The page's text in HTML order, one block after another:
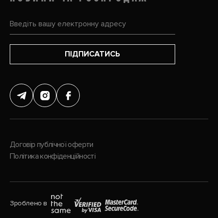
ПІДПИСАТИСЬ
Договір публічної оферти
Політика конфіденційності
Зроблено в